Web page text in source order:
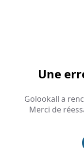
Une
Golookall a
Merci de